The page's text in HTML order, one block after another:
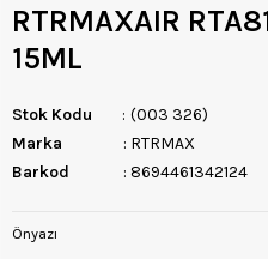
RTRMAXAIR
15ML
Stok Kodu
(003 326)
Marka
: RTRMAX
Barkod
: 8694461342124
Önyazı